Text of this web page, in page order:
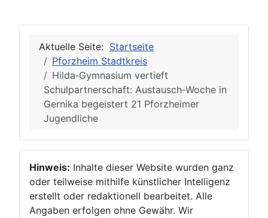
Aktuelle Seite: Startseite
Pforzheim Stadtkreis
Hilda‑Gymnasium vertieft
Schulpartnerschaft: Austausch‑Woche in
Gernika begeistert 21 Pforzheimer
Jugendliche
Hinweis: Inhalte dieser Website wurden ganz
oder teilweise mithilfe künstlicher Intelligenz
erstellt oder redaktionell bearbeitet. Alle
Angaben erfolgen ohne Gewähr. Wir